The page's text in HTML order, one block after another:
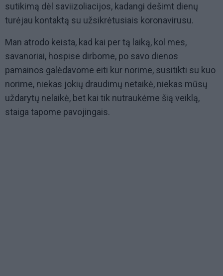
sutikimą dėl saviizoliacijos, kadangi dešimt dienų
turėjau kontaktą su užsikrėtusiais koronavirusu.
Man atrodo keista, kad kai per tą laiką, kol mes,
savanoriai, hospise dirbome, po savo dienos
pamainos galėdavome eiti kur norime, susitikti su kuo
norime, niekas jokių draudimų netaikė, niekas mūsų
uždarytų nelaikė, bet kai tik nutraukėme šią veiklą,
staiga tapome pavojingais.